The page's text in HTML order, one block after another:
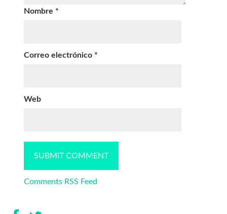
Nombre *
Correo electrónico *
Web
Comments RSS Feed